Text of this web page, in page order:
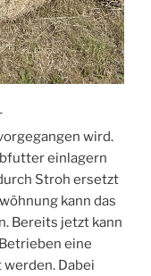
wird.
einlagern
Stroh ersetzt
kann das
Bereits jetzt kann
eine
Dabei